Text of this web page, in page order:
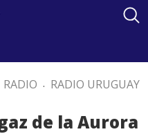
RADIO . RADIO URUGUAY
de la Aurora